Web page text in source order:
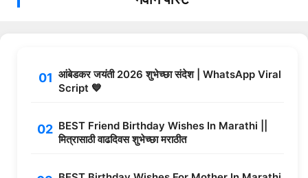
आंबेडकर जयंती 2026 शुभेच्छा संदेश | WhatsApp Viral
Script 💙
BEST Friend Birthday Wishes In Marathi ||
मित्रासाठी वाढदिवस शुभेच्छा मराठीत